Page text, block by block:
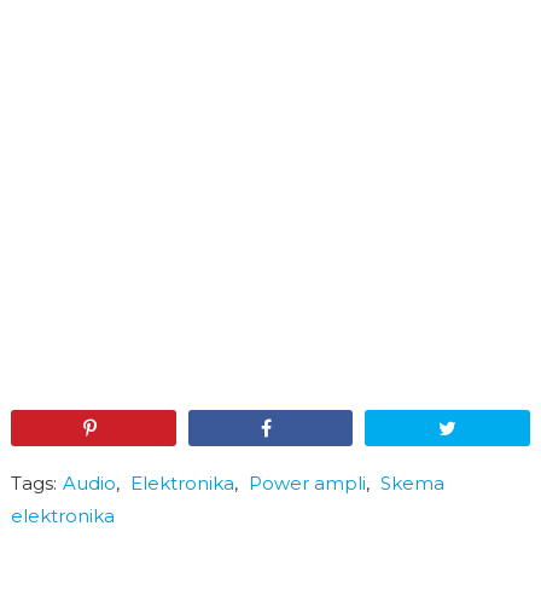
Tags: Audio, Elektronika, Power ampli, Skema
elektronika